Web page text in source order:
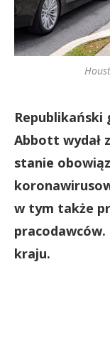
Republikański
Abbott wydał
stanie
w tym także
pracodawców.
kraju.